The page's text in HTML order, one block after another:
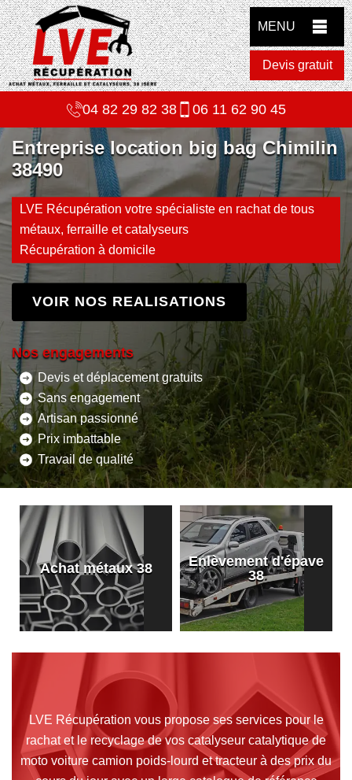
MENU
Devis gratuit
04 82 29 82 38 06 11 62 90 45
Entreprise location big bag Chimilin
38490
LVE Récupération votre spécialiste en rachat de tous
métaux, ferraille et catalyseurs
Récupération à domicile
VOIR NOS REALISATIONS
Nos engagements
Devis et déplacement gratuits
Sans engagement
Artisan passionné
Prix imbattable
Travail de qualité
Achat métaux 38
Enlèvement d'épave
38
LVE Récupération vous propose ses services pour le
rachat et le recyclage de vos catalyseur catalytique de
moto voiture camion poids-lourd et tracteur à des prix du